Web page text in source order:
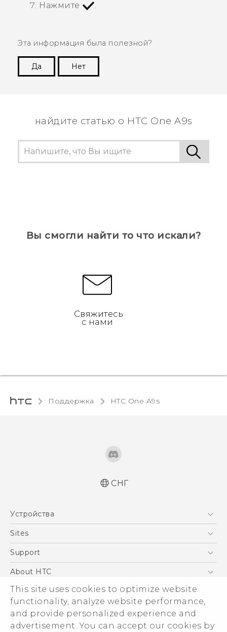
This site uses cookies to optimize website
functionality, analyze website performance,
and provide personalized experience and
advertisement. You can accept our cookies by
Нажмите
.
Эта информация была полезной?
Да
Нет
найдите статью о HTC One A9s
Вы смогли найти то что искали?
Свяжитесь
с нами
Поддержка HTC One A9s‎
Русский - Руководство пользователя
Қазақ - Пайдаланушы нұсқаулығы
СНГ
Устройства
5G
EXODUS
VIVE
Sites
HTC Dev
Support
ПОДДЕРЖКА
About HTC
ESG
Инвестирование
Политика конфиденциальности